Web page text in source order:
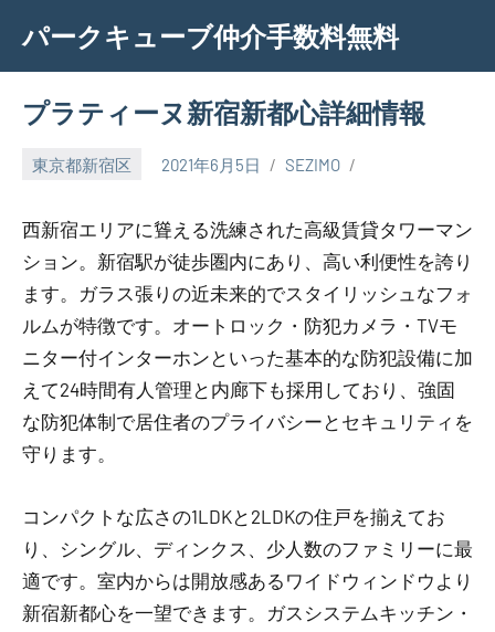
content
パークキューブ仲介手数料無料
プラティーヌ新宿新都心詳細情報
東京都新宿区 2021年6月5日 SEZIMO
西新宿エリアに聳える洗練された高級賃貸タワーマン
ション。新宿駅が徒歩圏内にあり、高い利便性を誇り
ます。ガラス張りの近未来的でスタイリッシュなフォ
ルムが特徴です。オートロック・防犯カメラ・TVモ
ニター付インターホンといった基本的な防犯設備に加
えて24時間有人管理と内廊下も採用しており、強固
な防犯体制で居住者のプライバシーとセキュリティを
守ります。
コンパクトな広さの1LDKと2LDKの住戸を揃えてお
り、シングル、ディンクス、少人数のファミリーに最
適です。室内からは開放感あるワイドウィンドウより
新宿新都心を一望できます。ガスシステムキッチン・